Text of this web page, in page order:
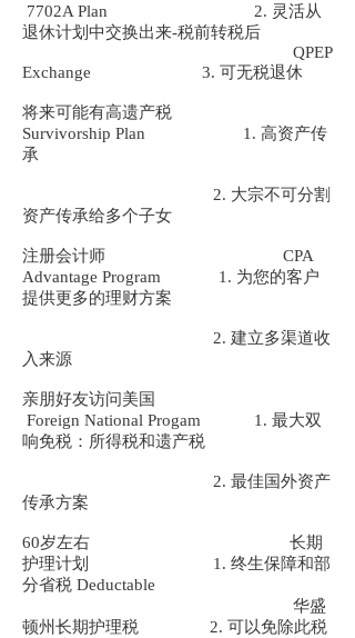
7702A Plan 2. 灵活从
退休计划中交换出来-税前转税后
QPEP
Exchange 3. 可无税退休
将来可能有高遗产税
Survivorship Plan 1. 高资产传
承
2. 大宗不可分割
资产传承给多个子女
注册会计师 CPA
Advantage Program 1. 为您的客户
提供更多的理财方案
2. 建立多渠道收
入来源
亲朋好友访问美国
Foreign National Progam 1. 最大双
响免税：所得税和遗产税
2. 最佳国外资产
传承方案
60岁左右 长期
护理计划 1. 终生保障和部
分省税 Deductable
华盛
顿州长期护理税 2. 可以免除此税